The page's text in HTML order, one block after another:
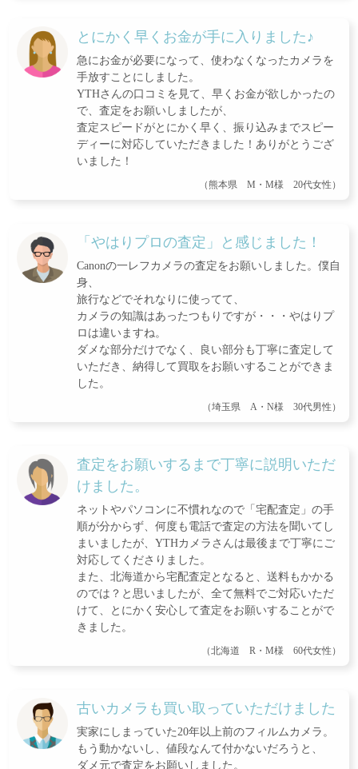
とにかく早くお金が手に入りました♪
急にお金が必要になって、使わなくなったカメラを
手放すことにしました。
YTHさんの口コミを見て、早くお金が欲しかったの
で、査定をお願いしましたが、
査定スピードがとにかく早く、振り込みまでスピー
ディーに対応していただきました！ありがとうござ
いました！
（熊本県 M・M様 20代女性）
「やはりプロの査定」と感じました！
Canonの一レフカメラの査定をお願いしました。僕自
身、
旅行などでそれなりに使ってて、
カメラの知識はあったつもりですが・・・やはりプ
ロは違いますね。
ダメな部分だけでなく、良い部分も丁寧に査定して
いただき、納得して買取をお願いすることができま
した。
（埼玉県 A・N様 30代男性）
査定をお願いするまで丁寧に説明いただ
けました。
ネットやパソコンに不慣れなので「宅配査定」の手
順が分からず、何度も電話で査定の方法を聞いてし
まいましたが、YTHカメラさんは最後まで丁寧にご
対応してくださりました。
また、北海道から宅配査定となると、送料もかかる
のでは？と思いましたが、全て無料でご対応いただ
けて、とにかく安心して査定をお願いすることがで
きました。
（北海道 R・M様 60代女性）
古いカメラも買い取っていただけました
実家にしまっていた20年以上前のフィルムカメラ。
もう動かないし、値段なんて付かないだろうと、
ダメ元で査定をお願いしました。